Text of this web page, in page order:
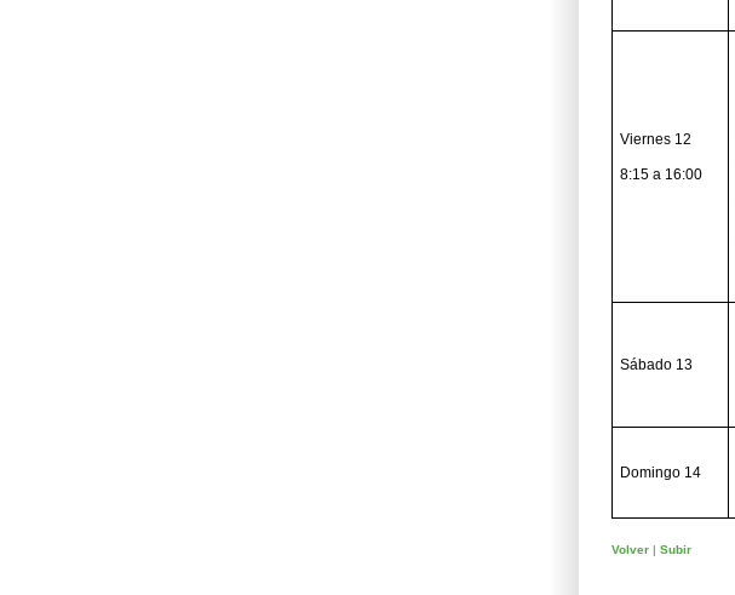
Viernes 12
8:15 a 16:00
Sábado 13
Domingo 14
Volver | Subir